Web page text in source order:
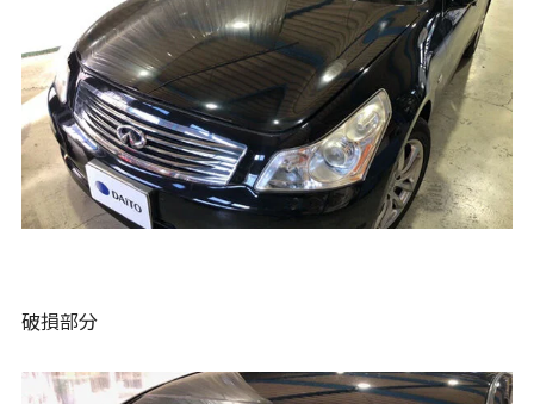
破損部分